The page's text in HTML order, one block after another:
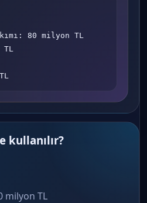
80 milyon TL
TL
kullanılır?
milyon TL